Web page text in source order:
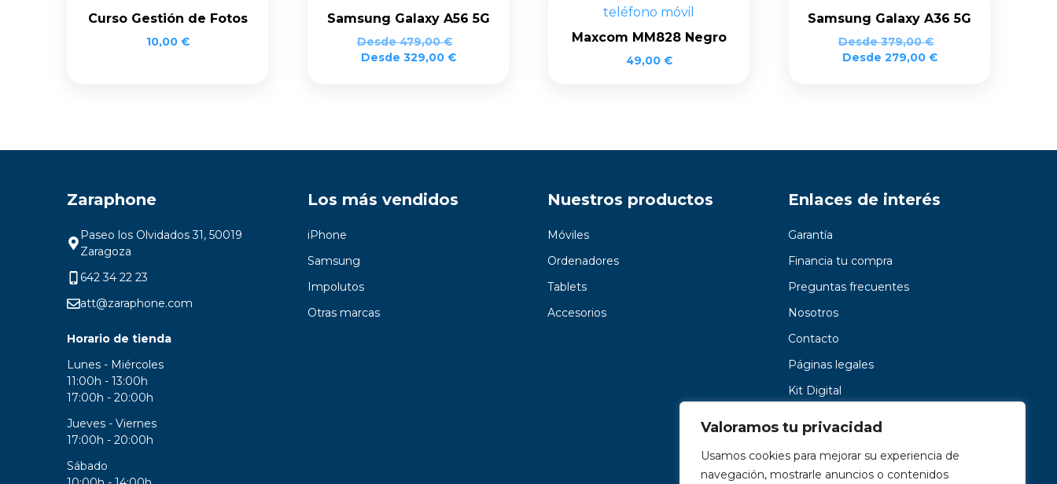
Valoramos tu privacidad
Usamos cookies para mejorar su experiencia de
navegación, mostrarle anuncios o contenidos
Curso Gestión de Fotos
10,00 €
Samsung Galaxy A56 5G
Desde479,00€
Desde 329,00 €
Maxcom MM828 Negro
49,00 €
Samsung Galaxy A36 5G
Desde379,00€
Desde 279,00 €
Zaraphone
Paseo los Olvidados 31, 50019
Zaragoza
642 34 22 23
att@zaraphone.com
Horario de tienda
Lunes - Miércoles
11:00h - 13:00h
17:00h - 20:00h
Jueves - Viernes
17:00h - 20:00h
Sábado
Los más vendidos
iPhone
Samsung
Impolutos
Otras marcas
Nuestros productos
Móviles
Ordenadores
Tablets
Accesorios
Enlaces de interés
Garantía
Financia tu compra
Preguntas frecuentes
Nosotros
Contacto
Páginas legales
Kit Digital